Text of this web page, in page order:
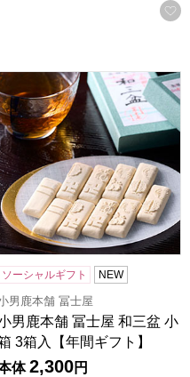
に入りに登録する
年間ギフト】
男鹿本舗 冨士屋 和三盆 小
ソーシャルギフト NEW
男鹿本舗 冨士屋
男鹿本舗 冨士屋 和三盆 小
3箱入【年間ギフト】
体 2,300円